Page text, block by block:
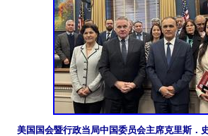
美国国会暨行政当局中国委员会主席克里斯．